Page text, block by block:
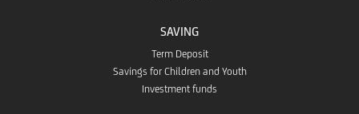
SAVING
Term Deposit
Savings for Children and Youth
Investment funds